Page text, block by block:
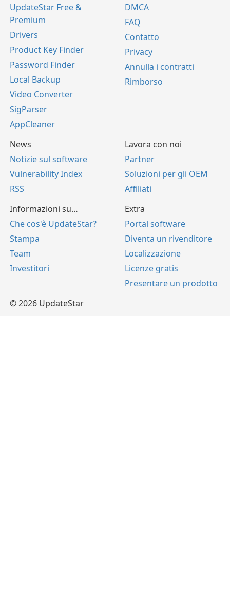
UpdateStar Free &
Premium
Drivers
Product Key Finder
Password Finder
Local Backup
Video Converter
SigParser
AppCleaner
DMCA
FAQ
Contatto
Privacy
Annulla i contratti
Rimborso
News
Notizie sul software
Vulnerability Index
RSS
Lavora con noi
Partner
Soluzioni per gli OEM
Affiliati
Informazioni su…
Che cos'è UpdateStar?
Stampa
Team
Investitori
Extra
Portal software
Diventa un rivenditore
Localizzazione
Licenze gratis
Presentare un prodotto
© 2026 UpdateStar